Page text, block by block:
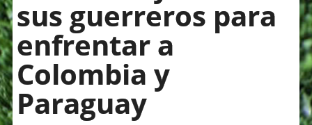
sus guerreros para
enfrentar a
Colombia y
Paraguay